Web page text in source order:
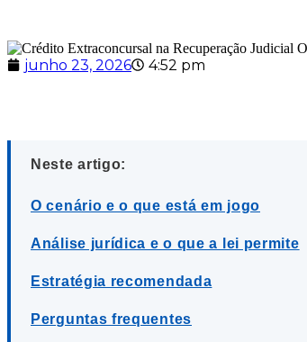
junho 23, 2026 4:52 pm
Neste artigo:
O cenário e o que está em jogo
Análise jurídica e o que a lei permite
Estratégia recomendada
Perguntas frequentes